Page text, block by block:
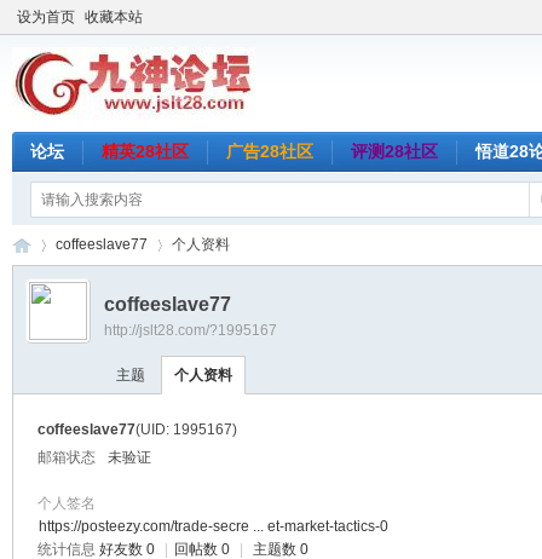
设为首页 收藏本站
论坛 精英28社区 广告28社区 评测28社区 悟道28
›
coffeeslave77 个人资料
coffeeslave77
http://jslt28.com/?1995167
主题 个人资料
coffeeslave77(UID: 1995167)
邮箱状态
未验证
个人签名
https://posteezy.com/trade-secre ... et-market-tactics-0
统计信息 好友数 0 回帖数 0 主题数 0